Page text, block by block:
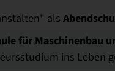
als
für Maschinenbau
ins Leben